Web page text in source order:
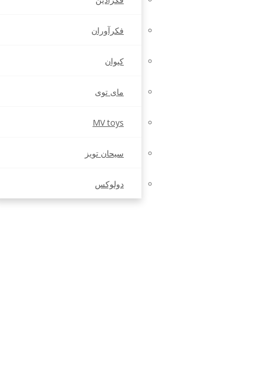
فکرآوران
کیوان
مای توی
MV toys
سیحان تویز
دولوکس